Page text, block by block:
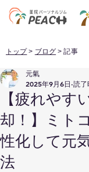
トップ> ブログ > 記事
【疲れやす
却！】ミト
性化して元
法
元氣
2025年9月6日 読